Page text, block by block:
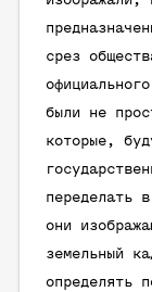
срез
были не
которые,
переделать
они
земельный
определять